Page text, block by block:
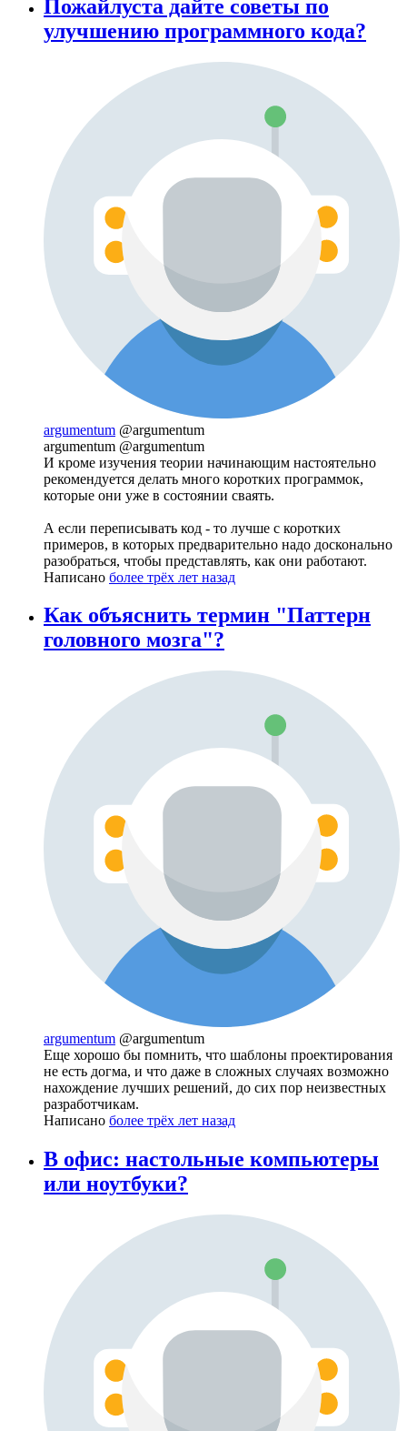
Пожайлуста дайте советы по
улучшению программного кода?
argumentum @argumentum
argumentum @argumentum
И кроме изучения теории начинающим настоятельно
рекомендуется делать много коротких программок,
которые они уже в состоянии сваять.
А если переписывать код - то лучше с коротких
примеров, в которых предварительно надо досконально
разобраться, чтобы представлять, как они работают.
Написано более трёх лет назад
Как объяснить термин "Паттерн
головного мозга"?
argumentum @argumentum
Еще хорошо бы помнить, что шаблоны проектирования
не есть догма, и что даже в сложных случаях возможно
нахождение лучших решений, до сих пор неизвестных
разработчикам.
Написано более трёх лет назад
В офис: настольные компьютеры
или ноутбуки?